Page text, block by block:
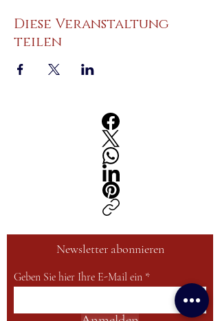
Diese Veranstaltung
teilen
Newsletter abonnieren
Geben Sie hier Ihre E-Mail ein